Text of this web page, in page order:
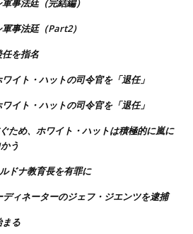
事法廷（完結編）
事法廷（Part2）
を指名
イト・ハットの司令官を「退任」
イト・ハットの司令官を「退任」
ため、ホワイト・ハットは積極的に嵐に
う
ドナ教育長を有罪に
ィネーターのジェフ・ジエンツを逮捕
る